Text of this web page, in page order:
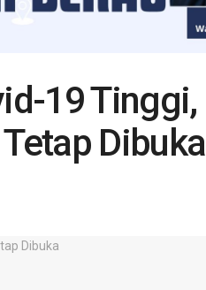
19 Tinggi,
Dibuka